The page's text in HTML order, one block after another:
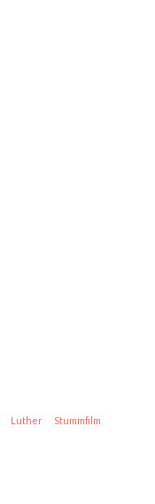
Luther Stummfilm